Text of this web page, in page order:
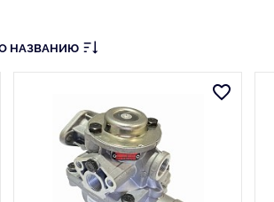
НАЗВАНИЮ